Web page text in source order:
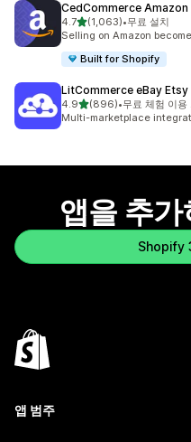
CedCommerce Amazon
4.7별 5개 중
(1,063)
총 리뷰 1063개
•무료 설치
Selling on Amazon
Built for Shopify
LitCommerce eBay
4.9별 5개 중
(896)
총 리뷰 896개
•무료 체험 이용
Multi-marketplace
앱을 추
Shopify
앱 범주